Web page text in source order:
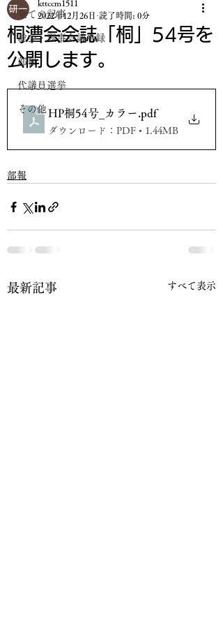
全ての記事
総会・理事会議事録
部報
代議員選挙
その他
桐漕会会誌「桐」54号を
公開します。
kttccm1511
2022年12月26日 読了時間: 0分
HP桐54号_カラー .pdf
ダウンロード：PDF • 1.44MB
部報
最新記事 すべて表示